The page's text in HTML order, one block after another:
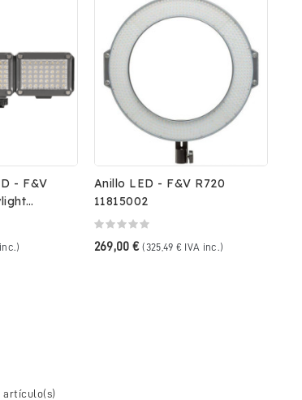
- F&V
Anillo LED - F&V R720
11815002
269,00 € (325,49 € IVA inc.)
artículo(s)